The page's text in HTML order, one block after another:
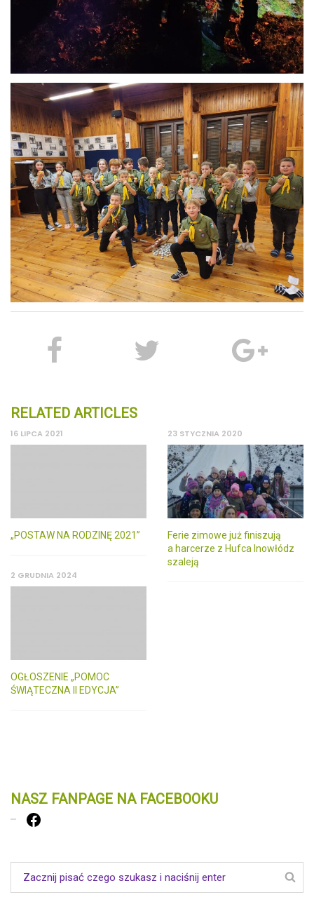
RELATED ARTICLES
16 LIPCA 2021
„POSTAW NA RODZINĘ 2021”
23 STYCZNIA 2020
Ferie zimowe już finiszują
a harcerze z Hufca Inowłódz
szaleją
2 GRUDNIA 2024
OGŁOSZENIE „POMOC
ŚWIĄTECZNA II EDYCJA”
NASZ FANPAGE NA FACEBOOKU